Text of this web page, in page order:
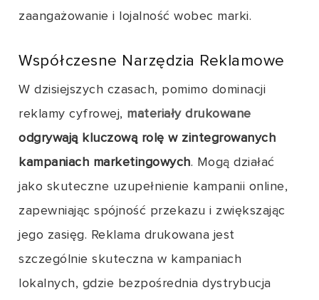
zaangażowanie i lojalność wobec marki.
Współczesne Narzędzia Reklamowe
W dzisiejszych czasach, pomimo dominacji
reklamy cyfrowej, materiały drukowane
odgrywają kluczową rolę w zintegrowanych
kampaniach marketingowych. Mogą działać
jako skuteczne uzupełnienie kampanii online,
zapewniając spójność przekazu i zwiększając
jego zasięg. Reklama drukowana jest
szczególnie skuteczna w kampaniach
lokalnych, gdzie bezpośrednia dystrybucja